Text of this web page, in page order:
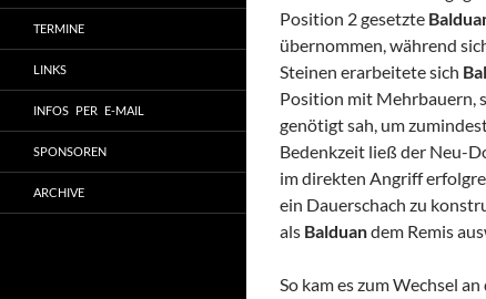
Position 2 gesetzte
übernommen, während
Steinen erarbeitete sich
Position mit Mehrbauern,
genötigt sah, um
Bedenkzeit ließ der Neu-
im direkten Angriff
ein Dauerschach zu
als Balduandem Remis
So kam es zum Wechsel
TERMINE
LINKS
INFOS PER E-MAIL
SPONSOREN
ARCHIVE